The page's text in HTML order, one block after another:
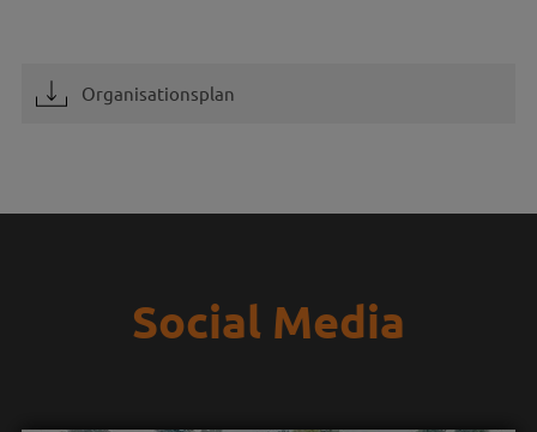
Organisationsplan
Social Media